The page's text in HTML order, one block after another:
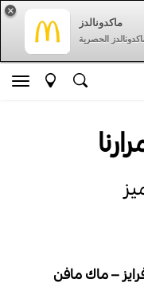
ماكدونالدز
الحصرية
×
– ماك مافن